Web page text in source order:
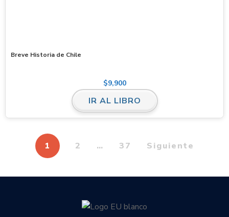
Breve Historia de Chile
$9,900
IR AL LIBRO
1 2 … 37 Siguiente